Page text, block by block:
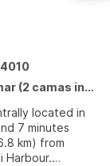
Habitación doble superior, vistas al mar (2 camas individuales) - Package Rate
located in
7 minutes
Harbour.